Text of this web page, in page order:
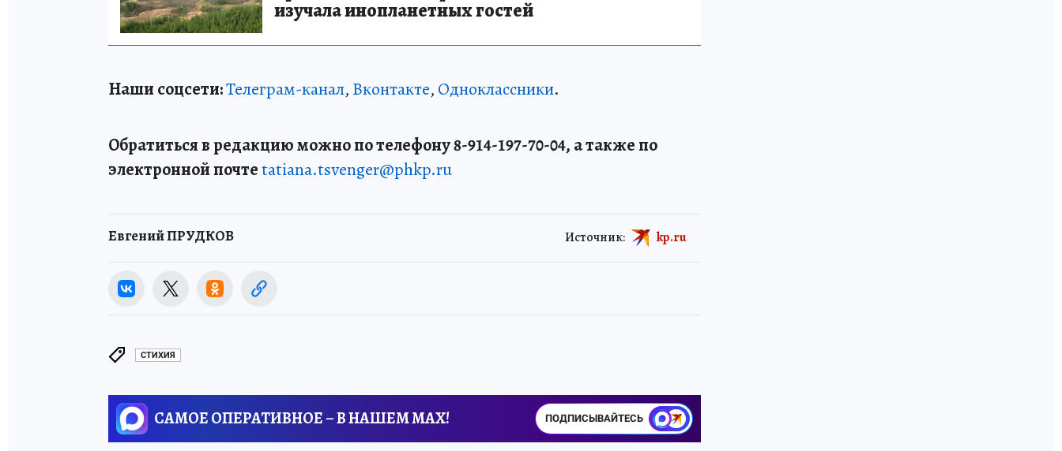
изучала инопланетных гостей
Наши соцсети:Телеграм-канал, Вконтакте, Одноклассники.
Обратиться в редакцию можно по телефону 8-914-197-70-04, а также по
электронной почтеtatiana.tsvenger@phkp.ru
Евгений ПРУДКОВ Источник: kp.ru
СТИХИЯ
САМОЕ ОПЕРАТИВНОЕ – В НАШЕМ MAX! ПОДПИСЫВАЙТЕСЬ